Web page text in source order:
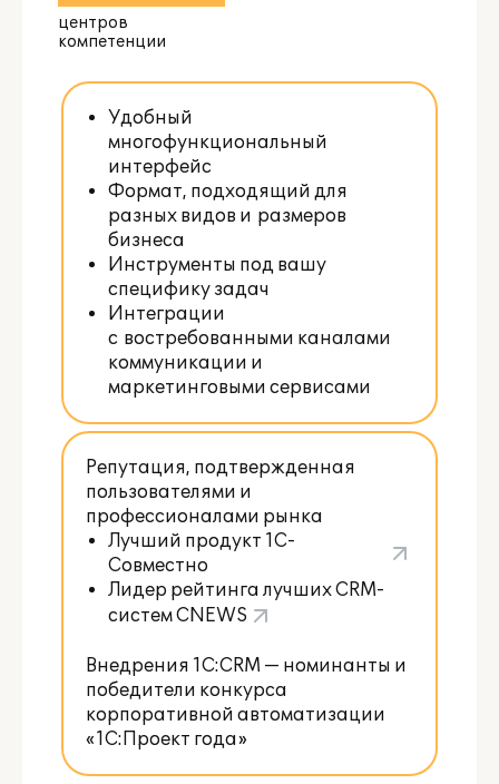
центров
компетенции
Удобный
многофункциональный
интерфейс
Формат, подходящий для
разных видов и размеров
бизнеса
Инструменты под вашу
специфику задач
Интеграции
с востребованными каналами
коммуникации и
маркетинговыми сервисами
Репутация, подтвержденная
пользователями и
профессионалами рынка
Лучший продукт 1С-
Совместно
Лидер рейтинга лучших CRM-
системCNEWS
Внедрения 1С:CRM — номинанты и
победители конкурса
корпоративной автоматизации
«1С:Проект года»